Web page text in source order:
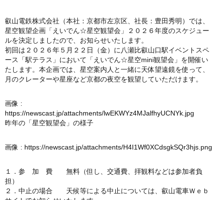
叡山電鉄株式会社（本社：京都市左京区、社長：豊田秀明）では、
星空観望企画「えいでん☆星空観望会」２０２６年度のスケジュー
ルを決定しましたので、お知らせいたします。
初回は２０２６年５月２２日（金）に八瀬比叡山口駅イベントスペ
ース「駅テラス」において「えいでん☆星空mini観望会」を開催い
たします。本企画では、星空案内人と一緒に天体望遠鏡を使って、
月のクレーターや星座など京都の夜空を観望していただけます。
画像 :
https://newscast.jp/attachments/lwEKWYz4MJalfhyUCNYk.jpg
昨年の「星空観望会」の様子
画像 : https://newscast.jp/attachments/H4I1Wf0XCdsgkSQr3hjs.png
１．参 加 費 無料（但し、交通費、拝観料などは参加者負
担）
２．中止の場合 天候等による中止については、叡山電車Ｗｅｂ